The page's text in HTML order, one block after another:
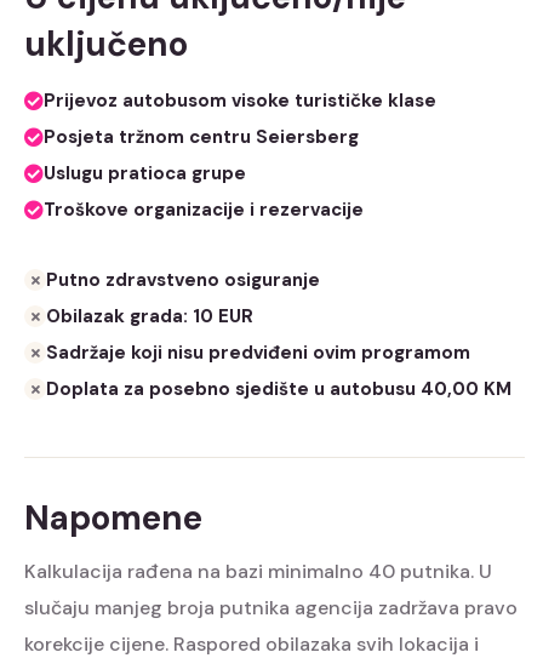
uključeno
Prijevoz autobusom visoke turističke klase
Posjeta tržnom centru Seiersberg
Uslugu pratioca grupe
Troškove organizacije i rezervacije
Putno zdravstveno osiguranje
Obilazak grada: 10 EUR
Sadržaje koji nisu predviđeni ovim programom
Doplata za posebno sjedište u autobusu 40,00 KM
Napomene
Kalkulacija rađena na bazi minimalno 40 putnika. U
slučaju manjeg broja putnika agencija zadržava pravo
korekcije cijene. Raspored obilazaka svih lokacija i